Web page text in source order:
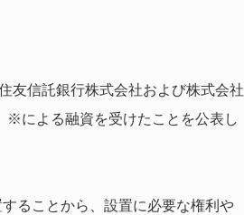
友信託銀行株式会社および株式会社
※による融資を受けたことを公表し
ることから、設置に必要な権利や